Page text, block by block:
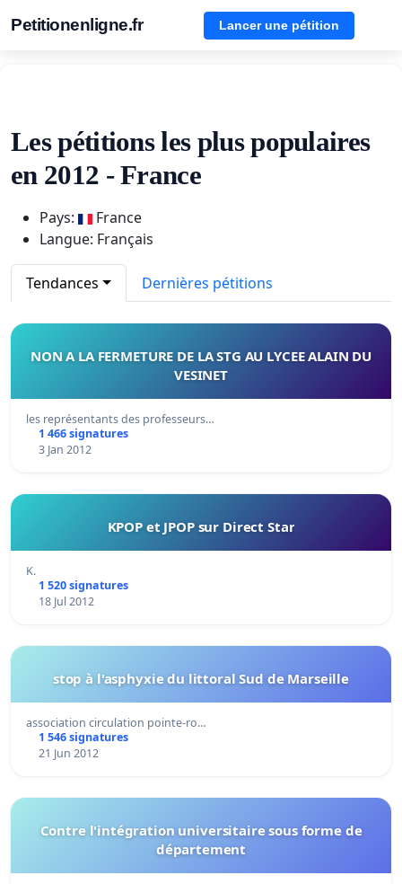
Petitionenligne.fr Lancer une pétition
Les pétitions les plus populaires
en 2012 - France
Pays:
France
Langue: Français
Tendances Dernières pétitions
NON A LA FERMETURE DE LA STG AU LYCEE ALAIN DU
VESINET
les représentants des professeurs…
1 466 signatures
3 Jan 2012
KPOP et JPOP sur Direct Star
K.
1 520 signatures
18 Jul 2012
stop à l'asphyxie du littoral Sud de Marseille
association circulation pointe-ro…
1 546 signatures
21 Jun 2012
Contre l'intégration universitaire sous forme de
département